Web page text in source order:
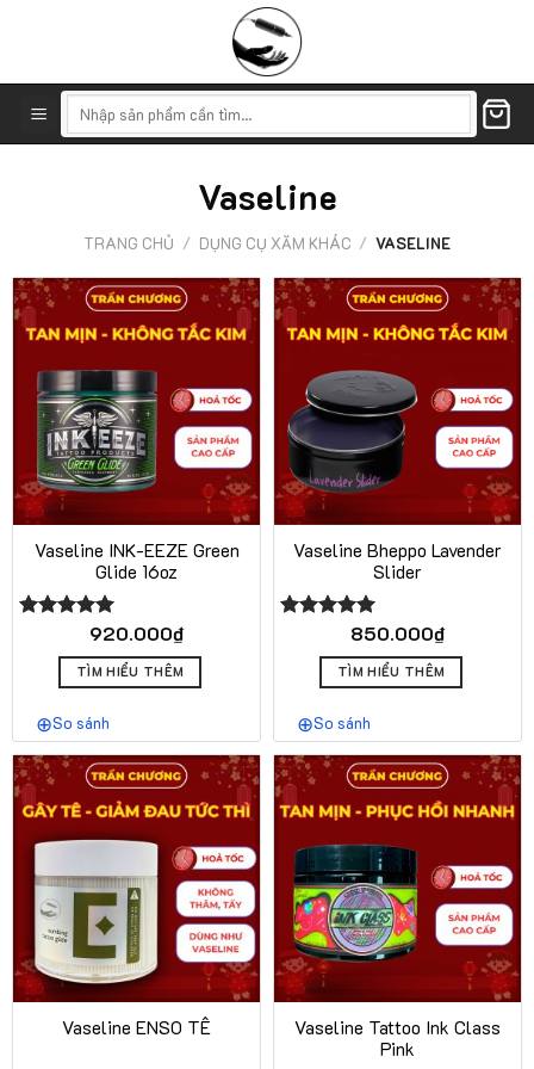
kiếm:
Vaseline
TRANG CHỦ / DỤNG CỤ XĂM KHÁC / VASELINE
Vaseline INK-EEZE Green
Glide 16oz
Được xếp920.000₫
TÌM HIỂU THÊM
So sánh
Vaseline Bheppo Lavender
Slider
Được xếp850.000₫
TÌM HIỂU THÊM
So sánh
Vaseline ENSO TÊ
Vaseline Tattoo Ink Class
Pink